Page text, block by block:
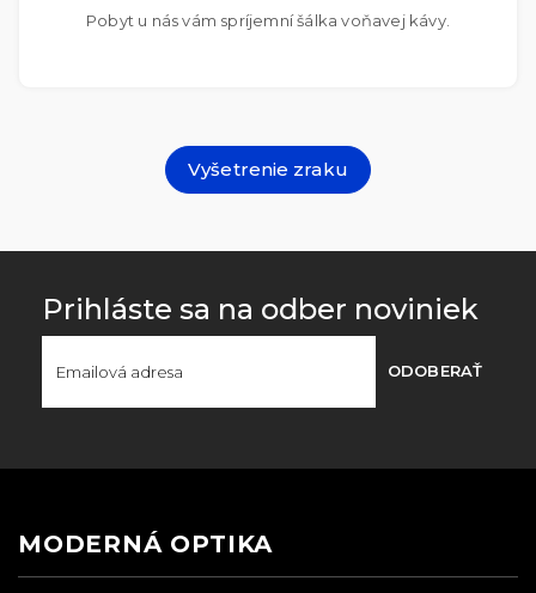
Pobyt u nás vám spríjemní šálka voňavej kávy.
Vyšetrenie zraku
Prihláste sa na odber noviniek
ODOBERAŤ
MODERNÁ OPTIKA